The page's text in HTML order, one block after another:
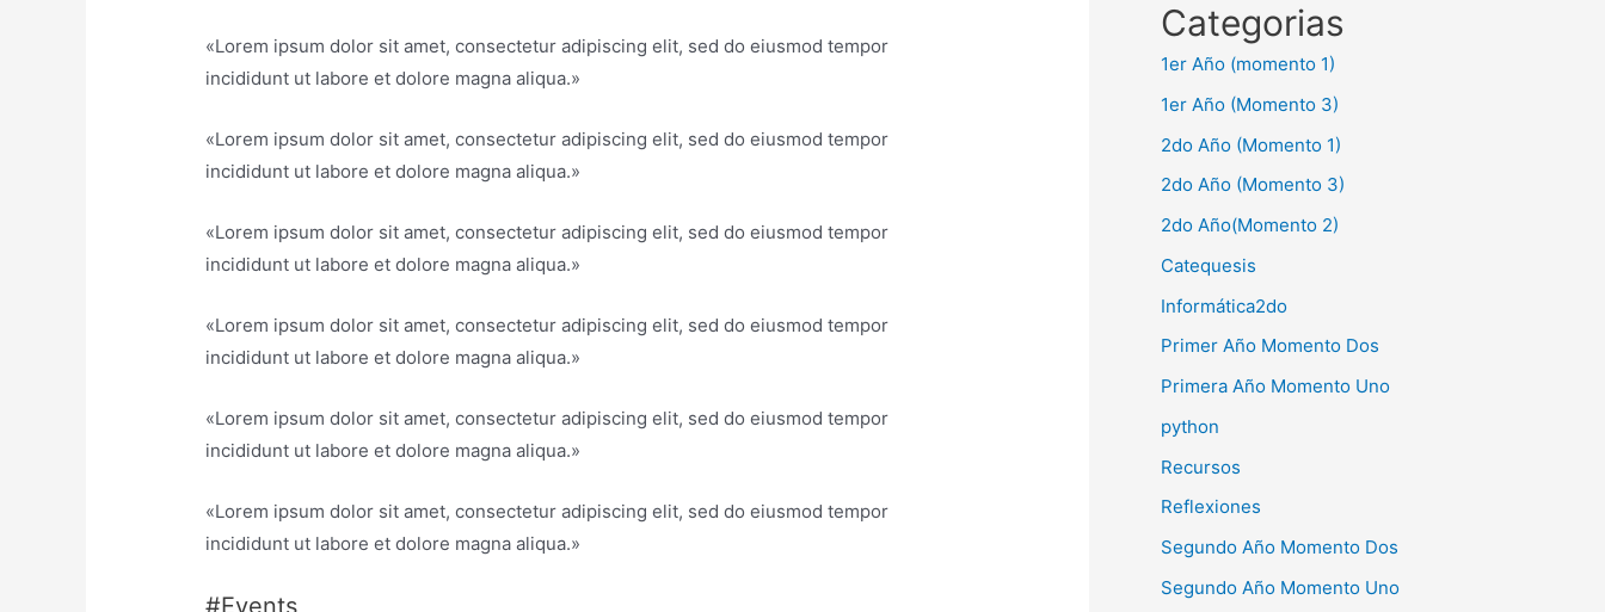
«Lorem ipsum dolor sit amet, consectetur adipiscing elit, sed do eiusmod tempor
incididunt ut labore et dolore magna aliqua.»
«Lorem ipsum dolor sit amet, consectetur adipiscing elit, sed do eiusmod tempor
incididunt ut labore et dolore magna aliqua.»
«Lorem ipsum dolor sit amet, consectetur adipiscing elit, sed do eiusmod tempor
incididunt ut labore et dolore magna aliqua.»
«Lorem ipsum dolor sit amet, consectetur adipiscing elit, sed do eiusmod tempor
incididunt ut labore et dolore magna aliqua.»
«Lorem ipsum dolor sit amet, consectetur adipiscing elit, sed do eiusmod tempor
incididunt ut labore et dolore magna aliqua.»
«Lorem ipsum dolor sit amet, consectetur adipiscing elit, sed do eiusmod tempor
incididunt ut labore et dolore magna aliqua.»
#Events
Categorias
1er Año (momento 1)
1er Año (Momento 3)
2do Año (Momento 1)
2do Año (Momento 3)
2do Año(Momento 2)
Catequesis
Informática2do
Primer Año Momento Dos
Primera Año Momento Uno
python
Recursos
Reflexiones
Segundo Año Momento Dos
Segundo Año Momento Uno